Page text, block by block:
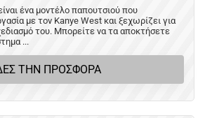
ένα μοντέλο παπουτσιού που
με τον Kanye West και ξεχωρίζει για
του. Μπορείτε να τα αποκτήσετε
...
ΤΗΝ ΠΡΟΣΦΟΡΑ